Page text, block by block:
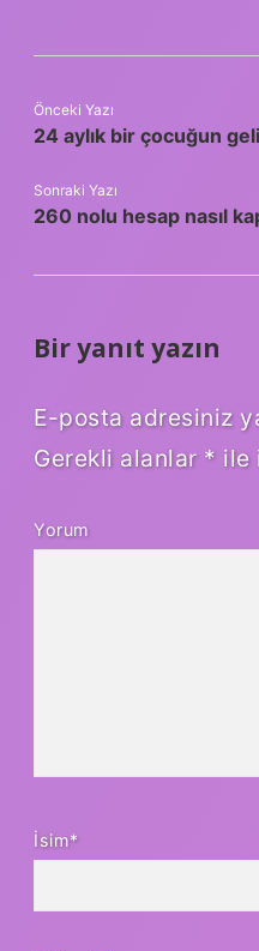
Önceki Yazı
24 aylık bir çocuğun
Sonraki Yazı
260 nolu hesap nasıl
Bir yanıt yazın
E-posta adresiniz
Gerekli alanlar * ile
Yorum
İsim*